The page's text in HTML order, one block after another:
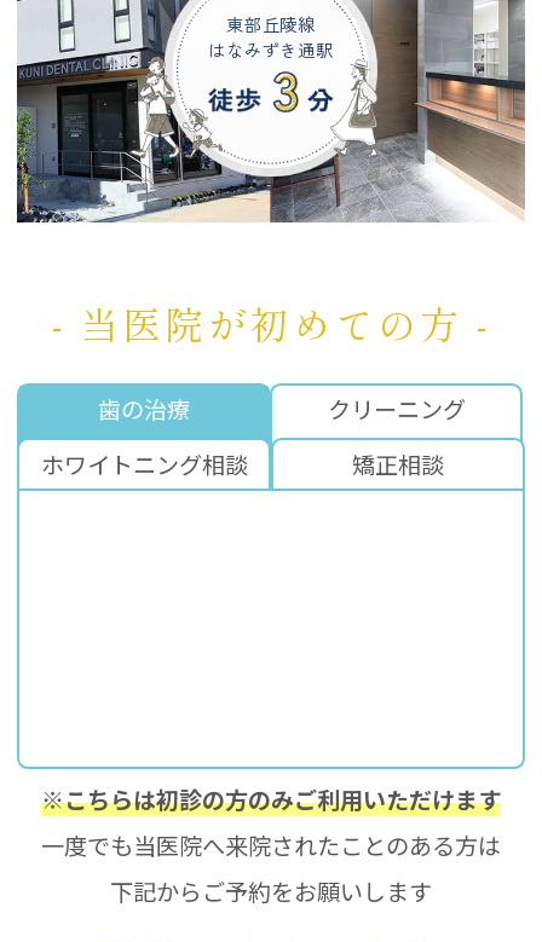
東部丘陵線
はなみずき通駅
- 当医院が初めての方 -
歯の治療
クリーニング
ホワイトニング相談
矯正相談
※こちらは初診の方のみご利用いただけます
一度でも当医院へ来院されたことのある方は
下記からご予約をお願いします